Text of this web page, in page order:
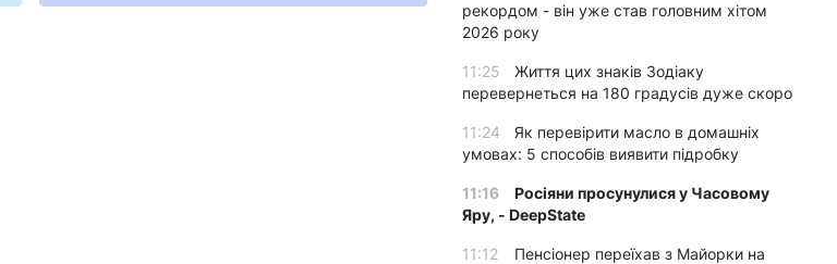
рекордом - він уже став головним хітом
2026 року
11:25
Життя цих знаків Зодіаку
перевернеться на 180 градусів дуже скоро
11:24
Як перевірити масло в домашніх
умовах: 5 способів виявити підробку
11:16
Росіяни просунулися у Часовому
Яру, - DeepState
11:12
Пенсіонер переїхав з Майорки на